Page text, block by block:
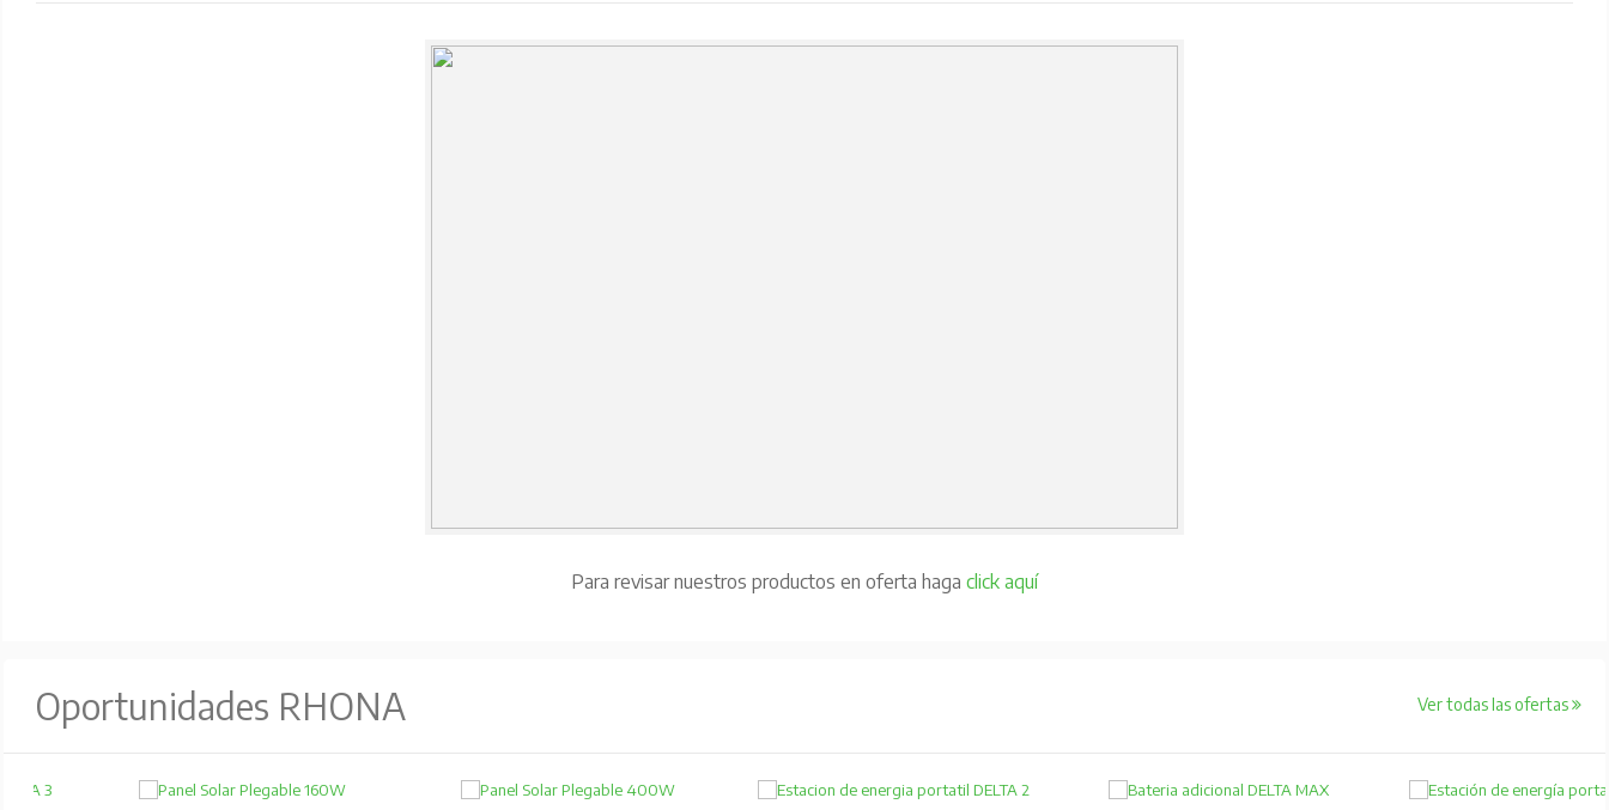
Para revisar nuestros productos en oferta haga click aquí
Oportunidades RHONA Ver todas las ofertas